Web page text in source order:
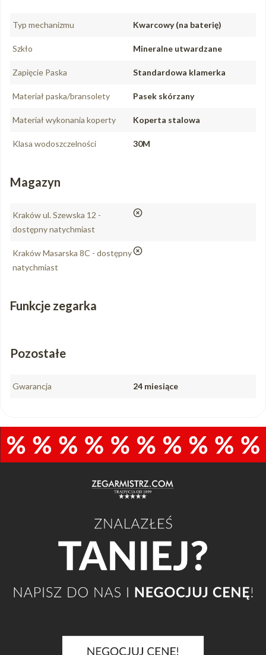
Typ mechanizmu Kwarcowy (na baterię)
Szkło Mineralne utwardzane
Zapięcie Paska Standardowa klamerka
Materiał paska/bransolety Pasek skórzany
Materiał wykonania koperty Koperta stalowa
Klasa wodoszczelności 30M
Magazyn
Kraków ul. Szewska 12 -
dostępny natychmiast
nie
Kraków Masarska 8C - dostępny
natychmiast
nie
Funkcje zegarka
Pozostałe
Gwarancja 24 miesiące